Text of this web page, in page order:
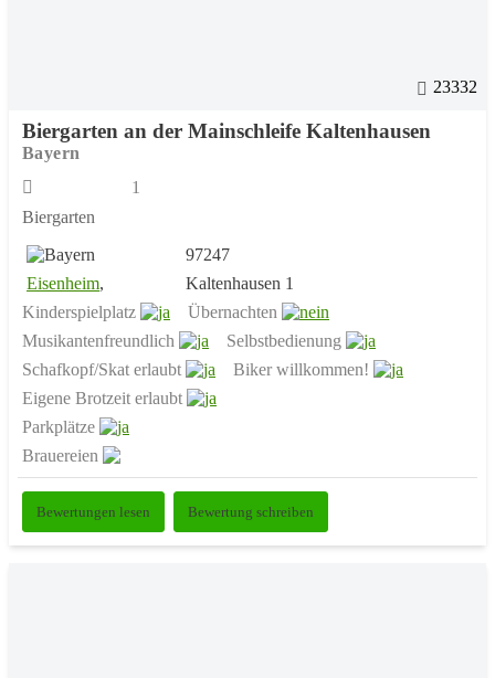
23332
Biergarten an der Mainschleife Kaltenhausen
Bayern
1
Biergarten
97247
Eisenheim,
Kaltenhausen 1
Kinderspielplatz
Übernachten
Musikantenfreundlich
Selbstbedienung
Schafkopf/Skat erlaubt
Biker willkommen!
Eigene Brotzeit erlaubt
Parkplätze
Brauereien
Bewertungen lesen Bewertung schreiben